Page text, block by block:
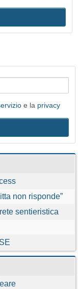
e la privacy
non risponde”
sentieristica